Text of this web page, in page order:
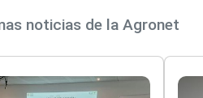
noticias de la Agronet